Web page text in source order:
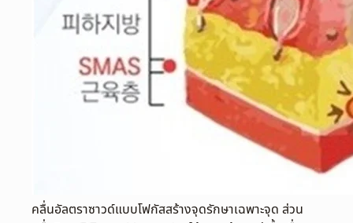
คลื่นอัลตราซาวด์แบบโฟกัสสร้างจุดรักษาเฉพาะจุด ส่วน